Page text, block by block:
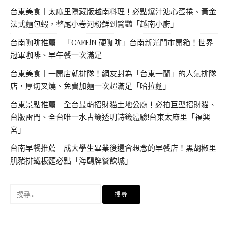
台東美食｜太麻里隱藏版越南料理！必點爆汁溏心蛋捲、黃金
法式麵包蝦，整尾小卷河粉鮮到驚豔「越南小廚」
台南咖啡推薦｜「CAFE!N 硬咖啡」台南新光門市開箱！世界
冠軍咖啡、早午餐一次滿足
台東美食｜一開店就排隊！網友封為「台東一蘭」的人氣排隊
店，厚切叉燒、免費加麵一次超滿足「哈拉麵」
台東景點推薦｜全台最萌招財貓土地公廟！必拍巨型招財貓、
台版雷門、全台唯一水占籤透明詩籤體驗!台東太麻里「福興
宮」
台南早餐推薦｜成大學生畢業後還會想念的早餐店！黑胡椒里
肌豬排鐵板麵必點「海鷗牌餐飲城」